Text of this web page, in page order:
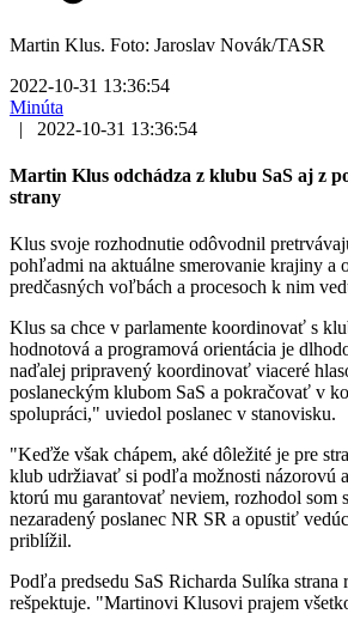
Martin Klus. Foto: Jaroslav Novák/TASR
2022-10-31 13:36:54
Minúta
|
2022-10-31 13:36:54
Martin Klus odchádza z klubu SaS aj z
strany
Klus svoje rozhodnutie odôvodnil
pohľadmi na aktuálne smerovanie krajiny a
predčasných voľbách a procesoch k nim
Klus sa chce v parlamente koordinovať s
hodnotová a programová orientácia je
naďalej pripravený koordinovať viaceré
poslaneckým klubom SaS a pokračovať v
spolupráci," uviedol poslanec v stanovisku.
"Keďže však chápem, aké dôležité je pre
klub udržiavať si podľa možnosti názorovú
ktorú mu garantovať neviem, rozhodol som
nezaradený poslanec NR SR a opustiť
priblížil.
Podľa predsedu SaS Richarda Sulíka strana
rešpektuje. "Martinovi Klusovi prajem